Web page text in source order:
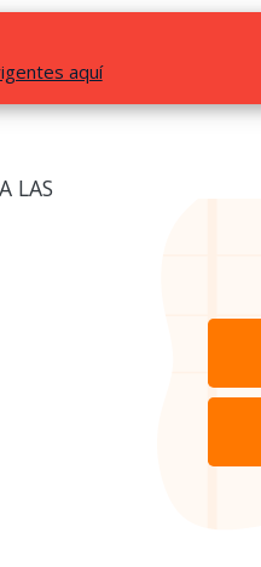
aquí
LAS